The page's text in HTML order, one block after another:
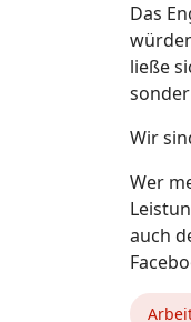
Das
ließe
Wir
Wer
auch